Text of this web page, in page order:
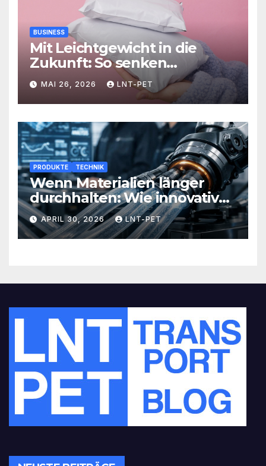
BUSINESS
Mit Leichtgewicht in die
Zukunft: So senken
Versandlösungen Ihre
Kosten und steigern Effizienz
MAI 26, 2026 LNT-PET
PRODUKTE TECHNIK
Wenn Materialien länger
durchhalten: Wie innovative
Werkstoffe Ihre Abläufe
revolutionieren
APRIL 30, 2026 LNT-PET